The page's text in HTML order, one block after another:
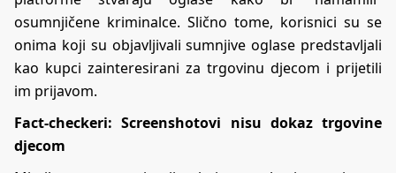
osumnjičene kriminalce. Slično tome, korisnici su se
onima koji su objavljivali sumnjive oglase predstavljali
kao kupci zainteresirani za trgovinu djecom i prijetili
im prijavom.
Fact-checkeri: Screenshotovi nisu dokaz trgovine
djecom